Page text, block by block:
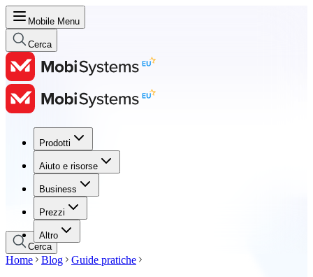
Mobile Menu
Cerca
Prodotti
Aiuto e risorse
Business
Prezzi
Altro
Prodotti
Aiuto e risorse
Business
Prezzi
Cerca
Home Blog
Guide pratiche